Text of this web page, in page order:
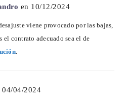
en 10/12/2024
viene provocado por las bajas,
el contrato adecuado sea el de
.
04/04/2024